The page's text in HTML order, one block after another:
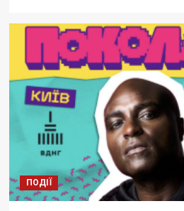
ПОДІЇ